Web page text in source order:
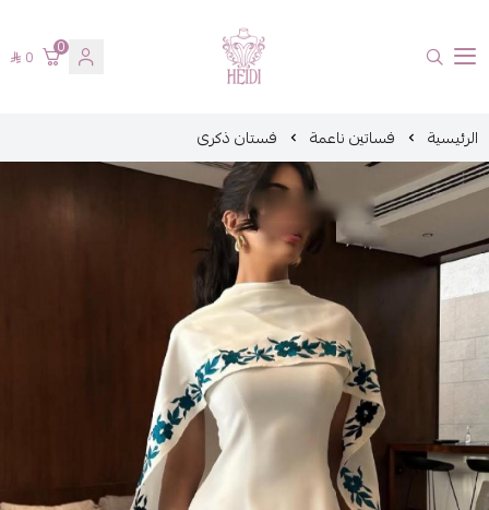
هايدي فاشن
0
0
الرئيسية فساتين ناعمة فستان ذكرى